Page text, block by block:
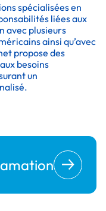
spécialisées en
liées aux
avec plusieurs
ainsi qu’avec
propose des
besoins
un